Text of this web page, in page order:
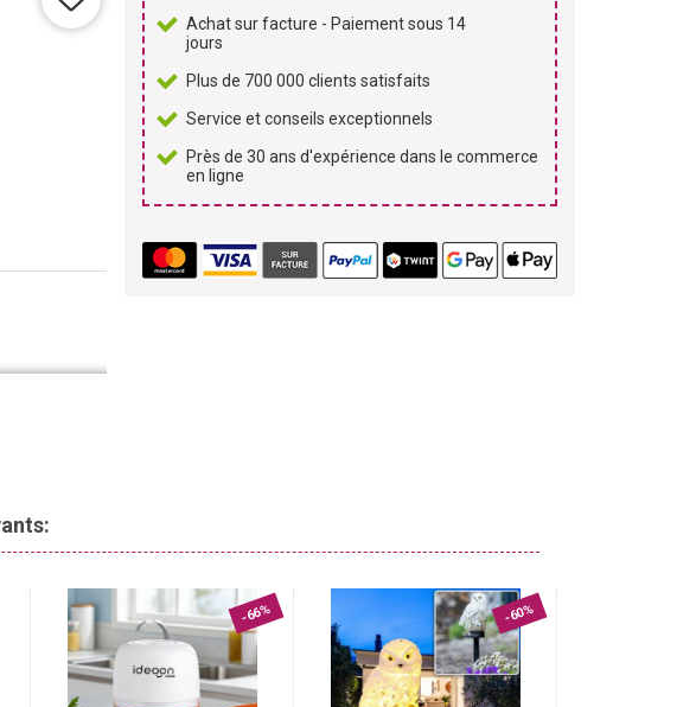
Achat sur facture - Paiement sous 14
jours
Plus de 700 000 clients satisfaits
Service et conseils exceptionnels
Près de 30 ans d'expérience dans le commerce
en ligne
-66% -60%